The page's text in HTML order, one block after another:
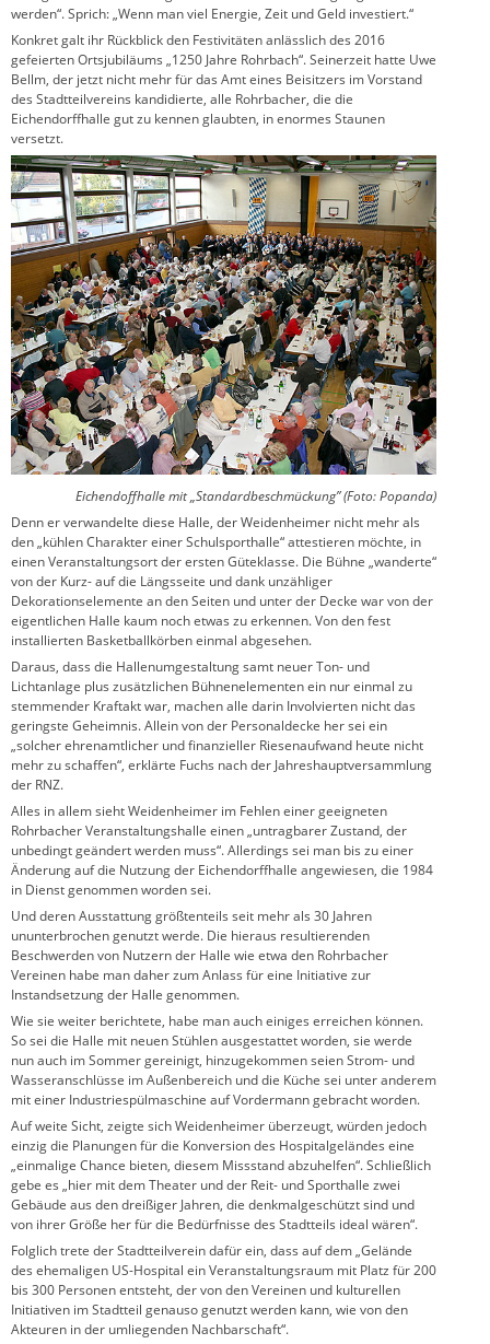
werden“. Sprich: „Wenn man viel Energie, Zeit und Geld investiert.“
Konkret galt ihr Rückblick den Festivitäten anlässlich des 2016
gefeierten Ortsjubiläums „1250 Jahre Rohrbach“. Seinerzeit hatte Uwe
Bellm, der jetzt nicht mehr für das Amt eines Beisitzers im Vorstand
des Stadtteilvereins kandidierte, alle Rohrbacher, die die
Eichendorffhalle gut zu kennen glaubten, in enormes Staunen
versetzt.
Eichendoffhalle mit „Standardbeschmückung” (Foto: Popanda)
Denn er verwandelte diese Halle, der Weidenheimer nicht mehr als
den „kühlen Charakter einer Schulsporthalle“ attestieren möchte, in
einen Veranstaltungsort der ersten Güteklasse. Die Bühne „wanderte“
von der Kurz- auf die Längsseite und dank unzähliger
Dekorationselemente an den Seiten und unter der Decke war von der
eigentlichen Halle kaum noch etwas zu erkennen. Von den fest
installierten Basketballkörben einmal abgesehen.
Daraus, dass die Hallenumgestaltung samt neuer Ton- und
Lichtanlage plus zusätzlichen Bühnenelementen ein nur einmal zu
stemmender Kraftakt war, machen alle darin Involvierten nicht das
geringste Geheimnis. Allein von der Personaldecke her sei ein
„solcher ehrenamtlicher und finanzieller Riesenaufwand heute nicht
mehr zu schaffen“, erklärte Fuchs nach der Jahreshauptversammlung
der RNZ.
Alles in allem sieht Weidenheimer im Fehlen einer geeigneten
Rohrbacher Veranstaltungshalle einen „untragbarer Zustand, der
unbedingt geändert werden muss“. Allerdings sei man bis zu einer
Änderung auf die Nutzung der Eichendorffhalle angewiesen, die 1984
in Dienst genommen worden sei.
Und deren Ausstattung größtenteils seit mehr als 30 Jahren
ununterbrochen genutzt werde. Die hieraus resultierenden
Beschwerden von Nutzern der Halle wie etwa den Rohrbacher
Vereinen habe man daher zum Anlass für eine Initiative zur
Instandsetzung der Halle genommen.
Wie sie weiter berichtete, habe man auch einiges erreichen können.
So sei die Halle mit neuen Stühlen ausgestattet worden, sie werde
nun auch im Sommer gereinigt, hinzugekommen seien Strom- und
Wasseranschlüsse im Außenbereich und die Küche sei unter anderem
mit einer Industriespülmaschine auf Vordermann gebracht worden.
Auf weite Sicht, zeigte sich Weidenheimer überzeugt, würden jedoch
einzig die Planungen für die Konversion des Hospitalgeländes eine
„einmalige Chance bieten, diesem Missstand abzuhelfen“. Schließlich
gebe es „hier mit dem Theater und der Reit- und Sporthalle zwei
Gebäude aus den dreißiger Jahren, die denkmalgeschützt sind und
von ihrer Größe her für die Bedürfnisse des Stadtteils ideal wären“.
Folglich trete der Stadtteilverein dafür ein, dass auf dem „Gelände
des ehemaligen US-Hospital ein Veranstaltungsraum mit Platz für 200
bis 300 Personen entsteht, der von den Vereinen und kulturellen
Initiativen im Stadtteil genauso genutzt werden kann, wie von den
Akteuren in der umliegenden Nachbarschaft“.